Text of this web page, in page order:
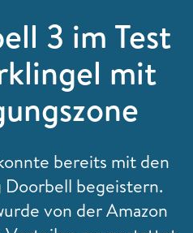
3 im Test
mit
bereits mit den
begeistern.
von der Amazon